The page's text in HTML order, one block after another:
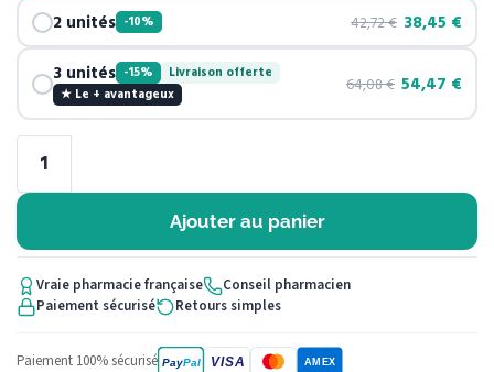
2 unités -10% 42,72€ 38,45 €
3 unités -15%
Livraison offerte
★ Le + avantageux
64,08€ 54,47 €
Ajouter au panier
Vraie pharmacie française
Conseil pharmacien
Paiement sécurisé
Retours simples
Paiement 100% sécurisé PayPal VISA AMEX